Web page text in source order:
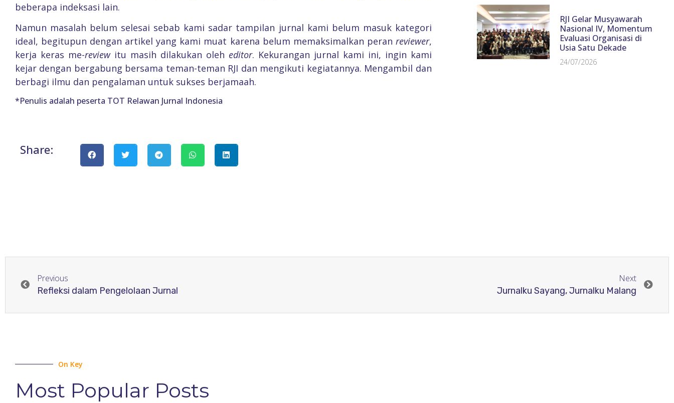
beberapa indeksasi lain.
Namun masalah belum selesai sebab kami sadar tampilan jurnal kami belum masuk kategori
ideal, begitupun dengan artikel yang kami muat karena belum memaksimalkan peran reviewer,
kerja keras me-review itu masih dilakukan oleh editor. Kekurangan jurnal kami ini, ingin kami
kejar dengan bergabung bersama teman-teman RJI dan mengikuti kegiatannya. Mengambil dan
berbagi ilmu dan pengalaman untuk sukses berjamaah.
*Penulis adalah peserta TOT Relawan Jurnal Indonesia
Share:
RJI Gelar Musyawarah
Nasional IV, Momentum
Evaluasi Organisasi di
Usia Satu Dekade
24/07/2026
Previous
Refleksi dalam Pengelolaan Jurnal
Next
Jurnalku Sayang, Jurnalku Malang
On Key
Most Popular Posts